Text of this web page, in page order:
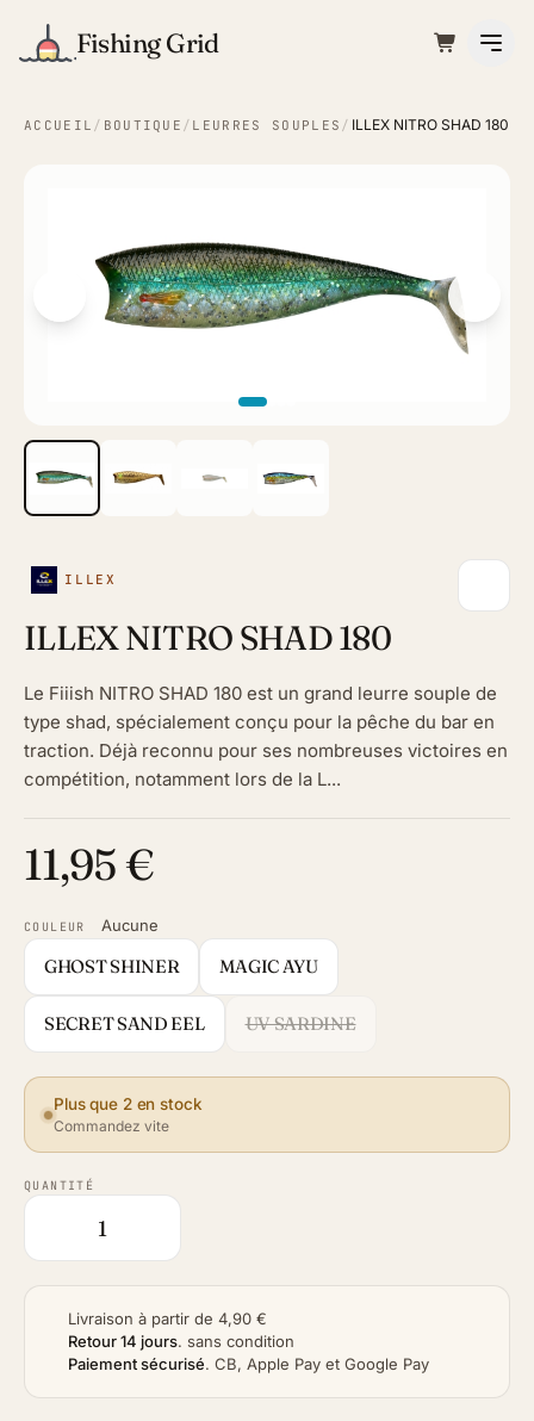
Fishing Grid
ACCUEIL / BOUTIQUE / LEURRES SOUPLES / ILLEX NITRO SHAD 180
ILLEX
ILLEX NITRO SHAD 180
Le Fiiish NITRO SHAD 180 est un grand leurre souple de
type shad, spécialement conçu pour la pêche du bar en
traction. Déjà reconnu pour ses nombreuses victoires en
compétition, notamment lors de la L...
11,95 €
COULEUR Aucune
GHOST SHINER MAGIC AYU
SECRET SAND EEL UV SARDINE
Plus que 2 en stock
Commandez vite
QUANTITÉ
Livraison à partir de 4,90 €
Retour 14 jours. sans condition
Paiement sécurisé. CB, Apple Pay et Google Pay